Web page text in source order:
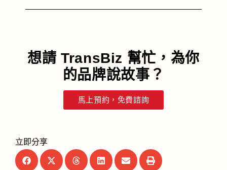
想請 TransBiz 幫忙，為你
的品牌說故事？
馬上預約，免費諮詢
立即分享